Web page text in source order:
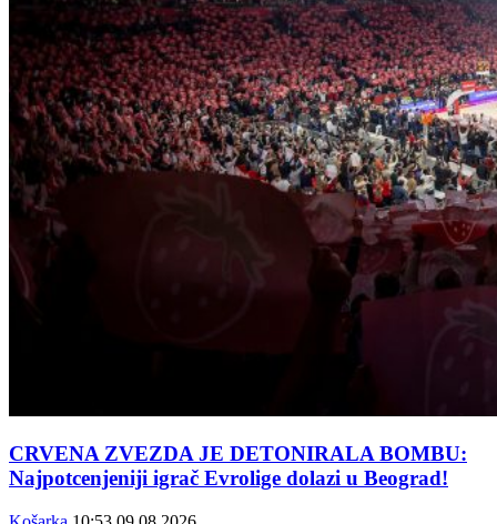
CRVENA ZVEZDA JE DETONIRALA BOMBU:
Najpotcenjeniji igrač Evrolige dolazi u Beograd!